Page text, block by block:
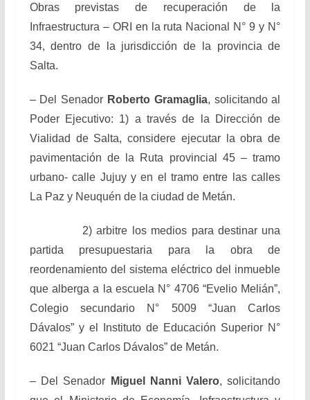
Obras previstas de recuperación de la
Infraestructura – ORI en la ruta Nacional N° 9 y N°
34, dentro de la jurisdicción de la provincia de
Salta.
– Del Senador Roberto Gramaglia, solicitando al
Poder Ejecutivo: 1) a través de la Dirección de
Vialidad de Salta, considere ejecutar la obra de
pavimentación de la Ruta provincial 45 – tramo
urbano- calle Jujuy y en el tramo entre las calles
La Paz y Neuquén de la ciudad de Metán.
2) arbitre los medios para destinar una
partida presupuestaria para la obra de
reordenamiento del sistema eléctrico del inmueble
que alberga a la escuela N° 4706 “Evelio Melián”,
Colegio secundario N° 5009 “Juan Carlos
Dávalos” y el Instituto de Educación Superior N°
6021 “Juan Carlos Dávalos” de Metán.
– Del Senador Miguel Nanni Valero, solicitando